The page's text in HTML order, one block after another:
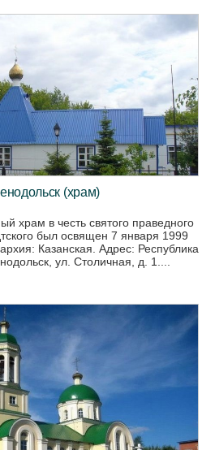
(храм)
храм в честь святого праведного
был освящен 7 января 1999
Казанская. Адрес: Республика
ул. Столичная, д. 1....